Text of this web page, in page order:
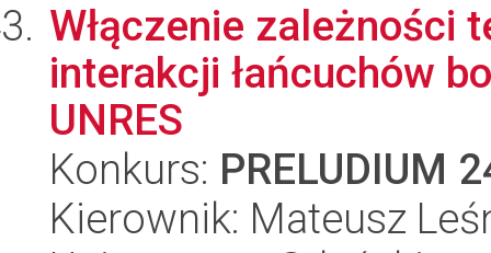
Włączenie zależności
interakcji łańcuchów
UNRES
Konkurs: PRELUDIUM
Kierownik: Mateusz